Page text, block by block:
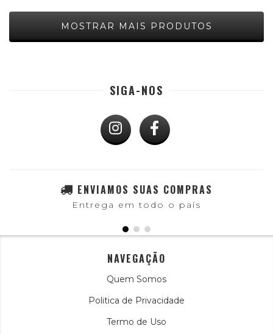
MOSTRAR MAIS PRODUTOS
SIGA-NOS
ENVIAMOS SUAS COMPRAS
Entrega em todo o país
NAVEGAÇÃO
Quem Somos
Politica de Privacidade
Termo de Uso